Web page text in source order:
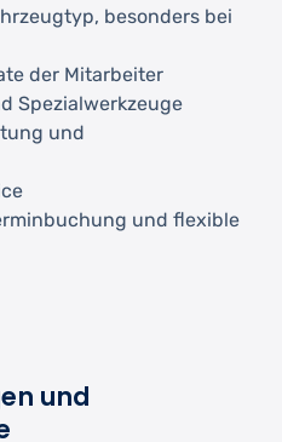
besonders bei
der Mitarbeiter
Spezialwerkzeuge
und
und flexible
und